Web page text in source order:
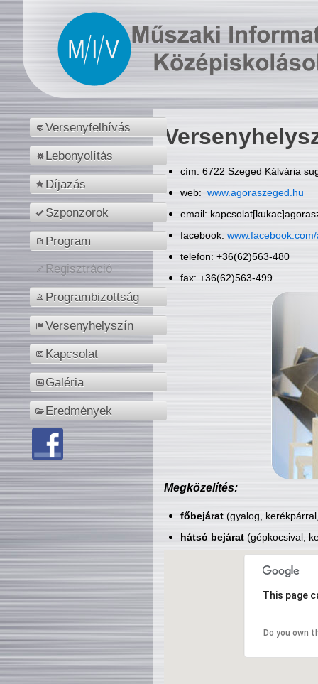
Versenyfelhívás
Lebonyolítás
Díjazás
Szponzorok
Program
Regisztráció
Programbizottság
Versenyhelyszín
Kapcsolat
Galéria
Eredmények
cím: 6722 Szeged Kálvária
web: www.agoraszeged.hu
email:
facebook:
telefon: +36(62)563-480
fax: +36(62)563-499
Megközelítés:
főbejárat(gyalog,
hátsó bejárat(gépkocsival,
This page
Do you own